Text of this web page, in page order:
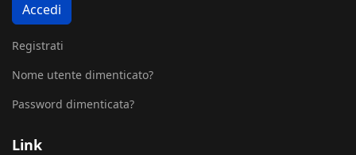
Accedi
Registrati
Nome utente dimenticato?
Password dimenticata?
Link